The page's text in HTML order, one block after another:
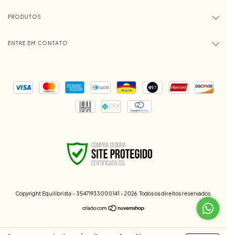
PRODUTOS
ENTRE EM CONTATO
Copyright Equilibrista - 35471933000141 - 2026. Todos os direitos reservados.